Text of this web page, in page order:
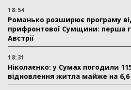
18:54
Романько розширює програму
прифронтової Сумщини: перша
Австрії
18:31
Ніколаєнко: у Сумах погодили
відновлення житла майже на